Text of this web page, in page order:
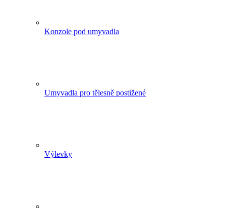
Konzole pod umyvadla
Umyvadla pro tělesně postižené
Výlevky